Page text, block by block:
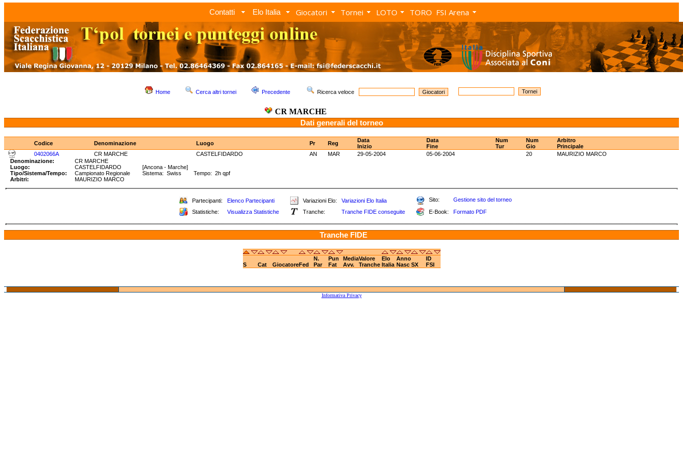
Contatti Elo Italia Giocatori Tornei LOTO TORO FSI Arena
Home Cerca altri tornei Precedente Ricerca veloce
CR MARCHE
Dati generali del torneo
Codice Denominazione Luogo Pr Reg
Data
Inizio
Data
Fine
Num
Tur
Num
Gio
Arbitro
Principale
0402066A
CR MARCHE CASTELFIDARDO AN MAR 29-05-2004 05-06-2004 20
MAURIZIO MARCO
Denominazione:
CR MARCHE
Luogo:
CASTELFIDARDO
[Ancona - Marche]
Tipo/Sistema/Tempo:
Campionato Regionale Sistema: Swiss Tempo: 2h qpf
Arbitri:
MAURIZIO MARCO
Partecipanti: Elenco Partecipanti Variazioni Elo: Variazioni Elo Italia Sito:
Gestione sito del torneo
Statistiche:
Visualizza Statistiche Tranche: Tranche FIDE conseguite E-Book: Formato PDF
Tranche FIDE
N. Pun MediaValore Elo Anno
ID
S
Cat GiocatoreFed Par Fat Avv. Tranche Italia Nasc SX FSI
Informativa Privacy